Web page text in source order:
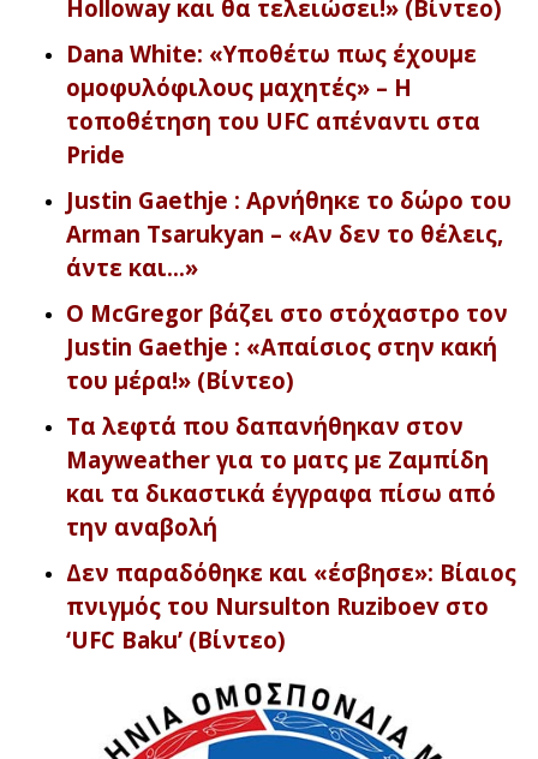
Holloway και θα τελειώσει!» (Βίντεο)
Dana White: «Υποθέτω πως έχουμε
ομοφυλόφιλους μαχητές» – Η
τοποθέτηση του UFC απέναντι στα
Pride
Justin Gaethje : Αρνήθηκε το δώρο του
Arman Tsarukyan – «Αν δεν το θέλεις,
άντε και…»
Ο McGregor βάζει στο στόχαστρο τον
Justin Gaethje : «Απαίσιος στην κακή
του μέρα!» (Βίντεο)
Τα λεφτά που δαπανήθηκαν στον
Mayweather για το ματς με Ζαμπίδη
και τα δικαστικά έγγραφα πίσω από
την αναβολή
Δεν παραδόθηκε και «έσβησε»: Βίαιος
πνιγμός του Nursulton Ruziboev στο
‘UFC Baku’ (Βίντεο)